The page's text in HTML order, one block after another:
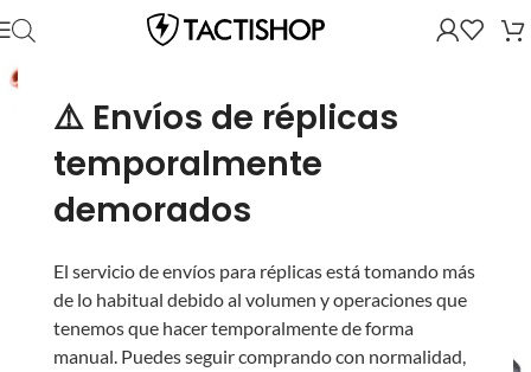
⚠️ Envíos de réplicas
temporalmente
demorados
El servicio de envíos para réplicas está tomando más
de lo habitual debido al volumen y operaciones que
tenemos que hacer temporalmente de forma
manual. Puedes seguir comprando con normalidad,